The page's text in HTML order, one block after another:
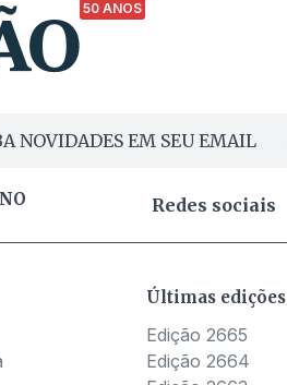
50 ANOS
NOVIDADES EM SEU EMAIL
Redes sociais
Últimas edições
Edição 2665
Edição 2664